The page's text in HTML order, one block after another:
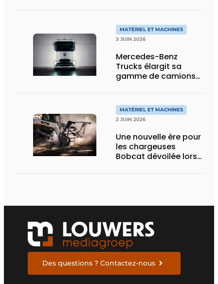
MATÉRIEL ET MACHINES
3 JUIN 2026
Mercedes-Benz
Trucks élargit sa
gamme de camions
eActros Lowliner
MATÉRIEL ET MACHINES
2 JUIN 2026
Une nouvelle ère pour
les chargeuses
Bobcat dévoilée lors
Des questions ? Contactez-nous